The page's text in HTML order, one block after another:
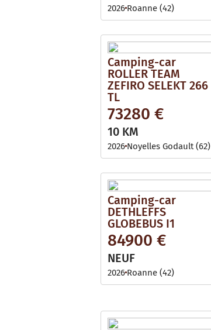
2026 Roanne (42)
Camping-car
ROLLER TEAM
ZEFIRO SELEKT 266
TL
73280 €
10 KM
2026 Noyelles Godault (62)
Camping-car
DETHLEFFS
GLOBEBUS I1
84900 €
NEUF
2026 Roanne (42)